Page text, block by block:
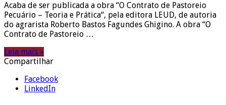
Acaba de ser publicada a obra “O Contrato de Pastoreio
Pecuário – Teoria e Prática“, pela editora LEUD, de autoria
do agrarista Roberto Bastos Fagundes Ghigino. A obra “O
Contrato de Pastoreio …
Leia mais »
Compartilhar
Facebook
LinkedIn